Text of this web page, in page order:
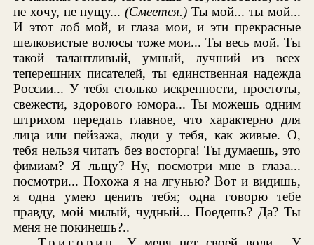
не хочу, не пущу... (Смеется.) Ты мой... ты мой...
И этот лоб мой, и глаза мои, и эти прекрасные
шелковистые волосы тоже мои... Ты весь мой. Ты
такой талантливый, умный, лучший из всех
теперешних писателей, ты единственная надежда
России... У тебя столько искренности, простоты,
свежести, здорового юмора... Ты можешь одним
штрихом передать главное, что характерно для
лица или пейзажа, люди у тебя, как живые. О,
тебя нельзя читать без восторга! Ты думаешь, это
фимиам? Я льщу? Ну, посмотри мне в глаза...
посмотри... Похожа я на лгунью? Вот и видишь,
я одна умею ценить тебя; одна говорю тебе
правду, мой милый, чудный... Поедешь? Да? Ты
меня не покинешь?..